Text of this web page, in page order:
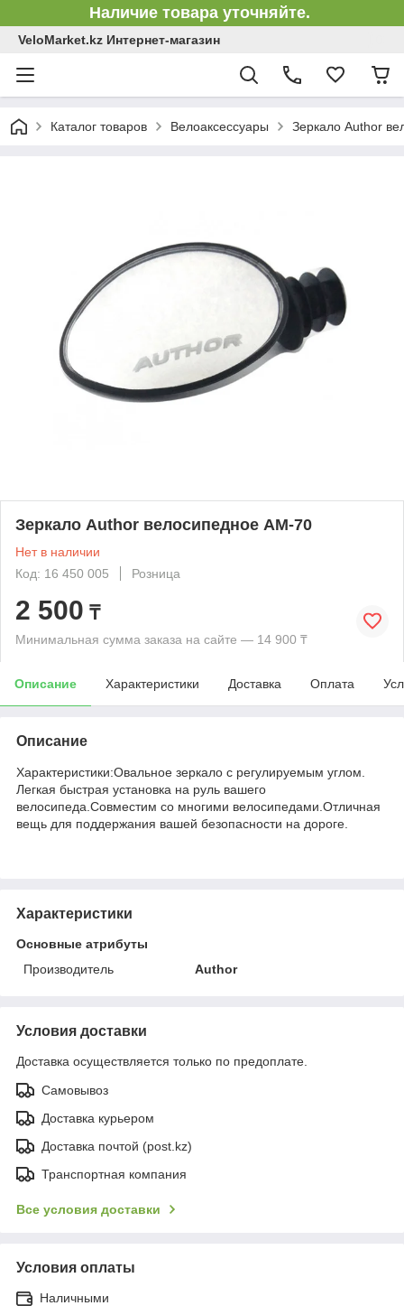
Наличие товара уточняйте.
VeloMarket.kz Интернет-магазин
Каталог товаров Велоаксессуары Зеркало Author
Зеркало Author велосипедное AM-70
Нет в наличии
Код: 16 450 005
Розница
2 500 ₸
Минимальная сумма заказа на сайте — 14 900 ₸
Описание Характеристики Доставка Оплата
Описание
Характеристики:Овальное зеркало с регулируемым углом.
Легкая быстрая установка на руль вашего
велосипеда.Совместим со многими велосипедами.Отличная
вещь для поддержания вашей безопасности на дороге.
Характеристики
Основные атрибуты
Производитель
Author
Условия доставки
Доставка осуществляется только по предоплате.
Самовывоз
Доставка курьером
Доставка почтой (post.kz)
Транспортная компания
Все условия доставки
Условия оплаты
Наличными